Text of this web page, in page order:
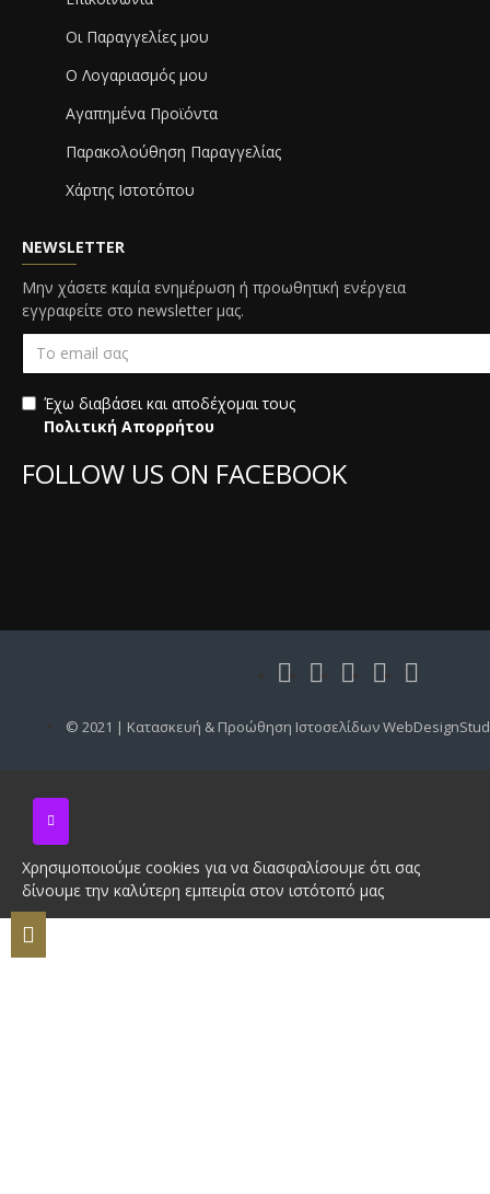
Οι Παραγγελίες μου
Ο Λογαριασμός μου
Αγαπημένα Προϊόντα
Παρακολούθηση Παραγγελίας
Χάρτης Ιστοτόπου
NEWSLETTER
Μην χάσετε καμία ενημέρωση ή προωθητική ενέργεια
εγγραφείτε στο newsletter μας.
Έχω διαβάσει και αποδέχομαι τους
Πολιτική Απορρήτου
FOLLOW US ON FACEBOOK
© 2021 | Κατασκευή & Προώθηση Ιστοσελίδων
Χρησιμοποιούμε cookies για να διασφαλίσουμε ότι σας
δίνουμε την καλύτερη εμπειρία στον ιστότοπό μας